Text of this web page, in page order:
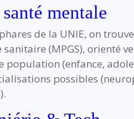
mentale
de la UNIE, on
(MPGS), orienté
population (enfance,
possibles